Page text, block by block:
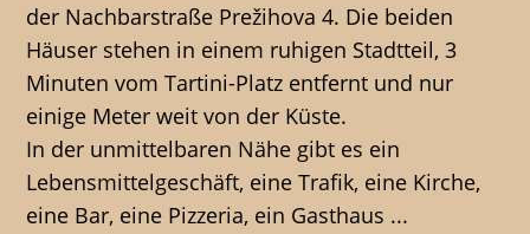
der Nachbarstraße Prežihova 4. Die beiden
Häuser stehen in einem ruhigen Stadtteil, 3
Minuten vom Tartini-Platz entfernt und nur
einige Meter weit von der Küste.
In der unmittelbaren Nähe gibt es ein
Lebensmittelgeschäft, eine Trafik, eine Kirche,
eine Bar, eine Pizzeria, ein Gasthaus ...